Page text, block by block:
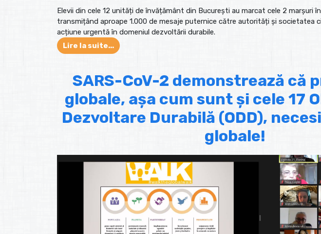
Elevii din cele 12 unități de învățământ din București au marcat cele 2 marșuri
transmițând aproape 1.000 de mesaje puternice către autorități și societatea
acțiune urgentă în domeniul dezvoltării durabile.
Lire la suite...
SARS-CoV-2 demonstrează că
globale, așa cum sunt și cele 17
Dezvoltare Durabilă (ODD),
globale!